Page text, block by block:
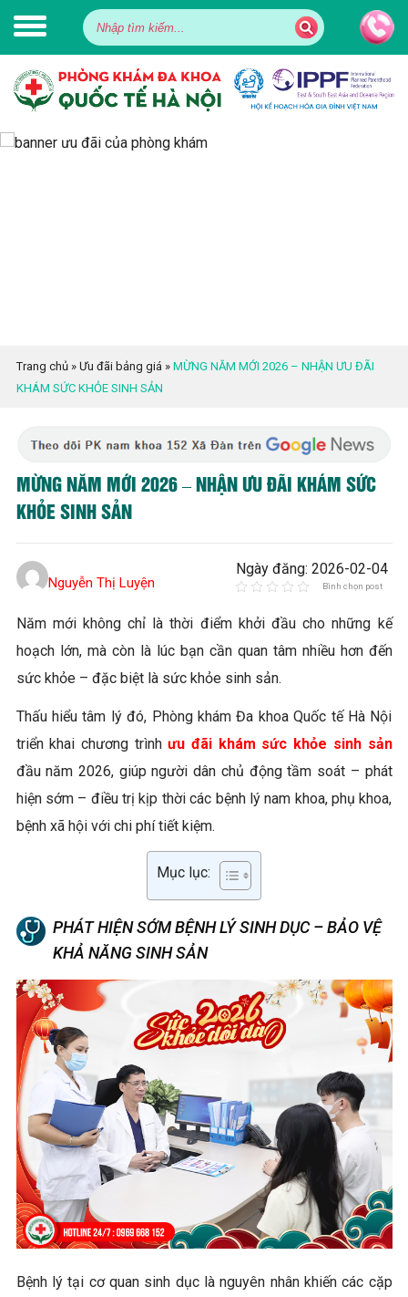
Trang chủ» Ưu đãi bảng giá » MỪNG NĂM MỚI 2026 – NHẬN ƯU ĐÃI
KHÁM SỨC KHỎE SINH SẢN
MỪNG NĂM MỚI 2026 – NHẬN ƯU ĐÃI KHÁM SỨC
KHỎE SINH SẢN
Nguyễn Thị Luyện
Ngày đăng: 2026-02-04
Bình chọn post
Năm mới không chỉ là thời điểm khởi đầu cho những kế
hoạch lớn, mà còn là lúc bạn cần quan tâm nhiều hơn đến
sức khỏe – đặc biệt là sức khỏe sinh sản.
Thấu hiểu tâm lý đó, Phòng khám Đa khoa Quốc tế Hà Nội
triển khai chương trìnhưu đãi khám sức khỏe sinh sản
đầu năm 2026, giúp người dân chủ động tầm soát – phát
hiện sớm – điều trị kịp thời các bệnh lý nam khoa, phụ khoa,
bệnh xã hội với chi phí tiết kiệm.
Mục lục:
PHÁT HIỆN SỚM BỆNH LÝ SINH DỤC – BẢO VỆ
KHẢ NĂNG SINH SẢN
Bệnh lý tại cơ quan sinh dục là nguyên nhân khiến các cặp